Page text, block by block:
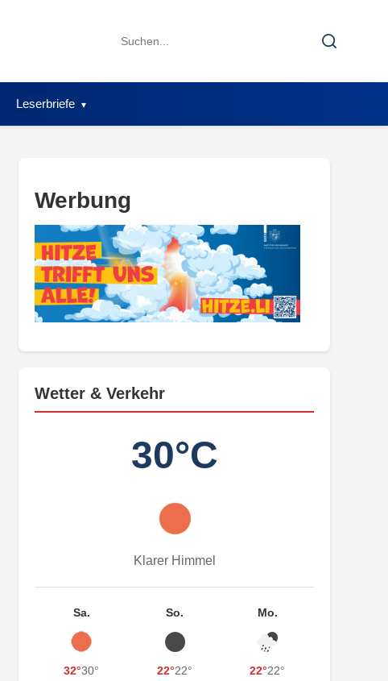
Search
Search
Leserbriefe
Werbung
Wetter & Verkehr
30°C
Klarer Himmel
Sa.
32°30°
So.
22°22°
Mo.
22°22°